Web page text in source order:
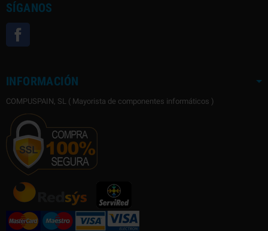
SÍGANOS
INFORMACIÓN
COMPUSPAIN, SL ( Mayorista de componentes informáticos )